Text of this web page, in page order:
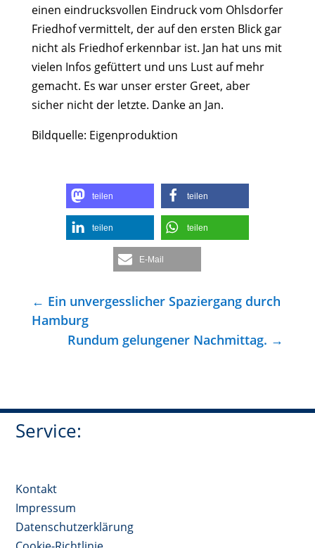
einen eindrucksvollen Eindruck vom Ohlsdorfer
Friedhof vermittelt, der auf den ersten Blick gar
nicht als Friedhof erkennbar ist. Jan hat uns mit
vielen Infos gefüttert und uns Lust auf mehr
gemacht. Es war unser erster Greet, aber
sicher nicht der letzte. Danke an Jan.
Bildquelle: Eigenproduktion
teilen teilen
teilen teilen
E-Mail
← Ein unvergesslicher Spaziergang durch
Hamburg
Rundum gelungener Nachmittag. →
Service:
Kontakt
Impressum
Datenschutzerklärung